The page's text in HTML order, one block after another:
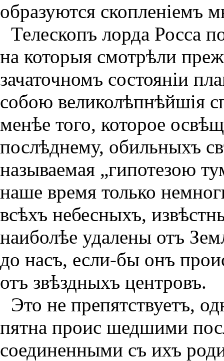
образуются скопленiемъ
Телескопъ лорда Росса
на которыя смотрѣли
зачаточномъ состоянiи
собою великолѣпнѣйшiя
менѣе того, которое
послѣднему, обильныхъ
называемая „гипотезою
наше время только
всѣхъ небесныхъ,
наиболѣе удалены отъ
до насъ, если-бы онъ
отъ звѣздныхъ центровъ.
Это не препятствуетъ,
пятна проис шедшими
соединенными съ ихъ